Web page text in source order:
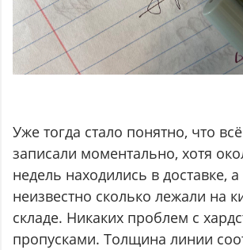
Уже тогда стало понятно, что
записали моментально, хотя
недель находились в доставке,
неизвестно сколько лежали на
складе. Никаких проблем с
пропусками. Толщина линии